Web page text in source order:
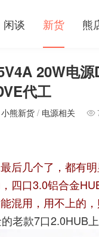
闲谈 新货 熊
20W电
代工
小熊新货 / 电源相关 
后几个了，都有
四口3.0铝合金
混用，用不上的
老款7口2.0HUB